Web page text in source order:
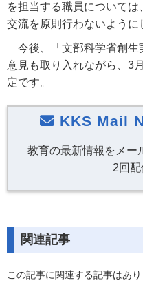
を担当する職員について
交流を原則行わないように
今後、「文部科学省創
意見も取り入れながら、3
定です。
KKS Mail
教育の最新情報をメー
2回配
関連記事
この記事に関連する記事はあり